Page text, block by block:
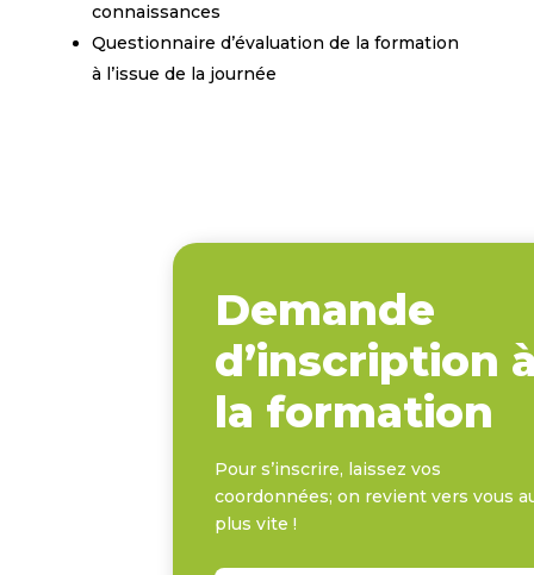
connaissances
Questionnaire d’évaluation de la formation
à l’issue de la journée
Demande
d’inscription
la formation
Pour s’inscrire, laissez vos
coordonnées; on revient vers vous
plus vite !